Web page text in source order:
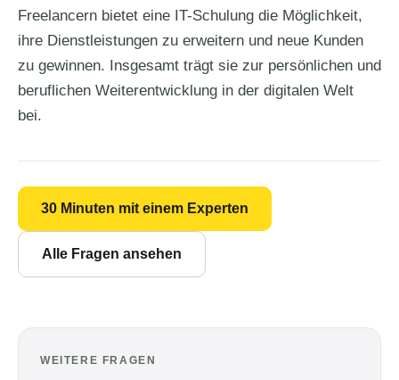
Freelancern bietet eine IT-Schulung die Möglichkeit,
ihre Dienstleistungen zu erweitern und neue Kunden
zu gewinnen. Insgesamt trägt sie zur persönlichen und
beruflichen Weiterentwicklung in der digitalen Welt
bei.
30 Minuten mit einem Experten
Alle Fragen ansehen
WEITERE FRAGEN